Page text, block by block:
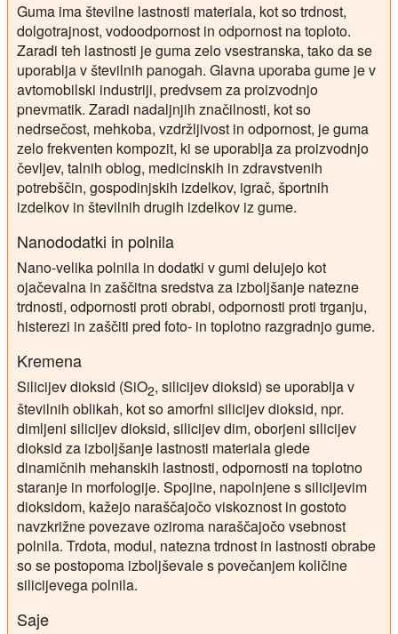
Guma ima številne lastnosti materiala, kot so trdnost,
dolgotrajnost, vodoodpornost in odpornost na toploto.
Zaradi teh lastnosti je guma zelo vsestranska, tako da se
uporablja v številnih panogah. Glavna uporaba gume je v
avtomobilski industriji, predvsem za proizvodnjo
pnevmatik. Zaradi nadaljnjih značilnosti, kot so
nedrsečost, mehkoba, vzdržljivost in odpornost, je guma
zelo frekventen kompozit, ki se uporablja za proizvodnjo
čevljev, talnih oblog, medicinskih in zdravstvenih
potrebščin, gospodinjskih izdelkov, igrač, športnih
izdelkov in številnih drugih izdelkov iz gume.
Nanododatki in polnila
Nano-velika polnila in dodatki v gumi delujejo kot
ojačevalna in zaščitna sredstva za izboljšanje natezne
trdnosti, odpornosti proti obrabi, odpornosti proti trganju,
histerezi in zaščiti pred foto- in toplotno razgradnjo gume.
Kremena
Silicijev dioksid (SiO2, silicijev dioksid) se uporablja v
številnih oblikah, kot so amorfni silicijev dioksid, npr.
dimljeni silicijev dioksid, silicijev dim, oborjeni silicijev
dioksid za izboljšanje lastnosti materiala glede
dinamičnih mehanskih lastnosti, odpornosti na toplotno
staranje in morfologije. Spojine, napolnjene s silicijevim
dioksidom, kažejo naraščajočo viskoznost in gostoto
navzkrižne povezave oziroma naraščajočo vsebnost
polnila. Trdota, modul, natezna trdnost in lastnosti obrabe
so se postopoma izboljševale s povečanjem količine
silicijevega polnila.
Saje